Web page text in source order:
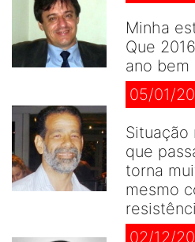
Minha
Que
ano
05/01/
Situação
que
torna
mesmo
02/12/